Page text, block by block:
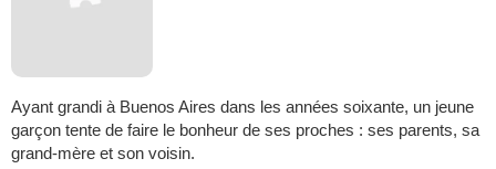
Ayant grandi à Buenos Aires dans les années soixante, un jeune
garçon tente de faire le bonheur de ses proches : ses parents, sa
grand-mère et son voisin.